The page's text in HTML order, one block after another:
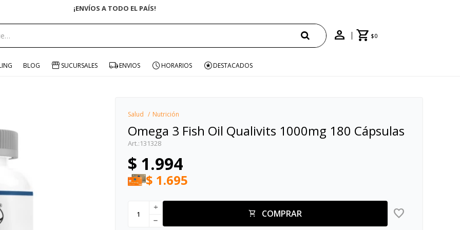
¡ENVÍOS A TODO EL PAÍS!
$0
BLOG SUCURSALES ENVIOS HORARIOS DESTACADOS
Salud Nutrición
Omega 3 Fish Oil Qualivits 1000mg 180 Cápsulas
131328
$ 1.994
$ 1.695
COMPRAR
add
remove